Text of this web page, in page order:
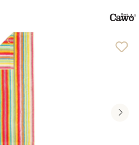
von 4.71 von 5 Sternen